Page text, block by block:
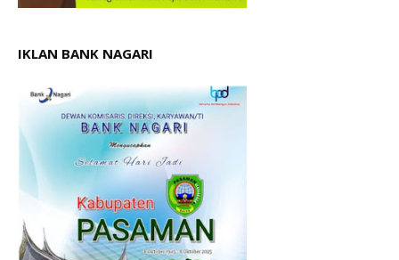
IKLAN BANK NAGARI